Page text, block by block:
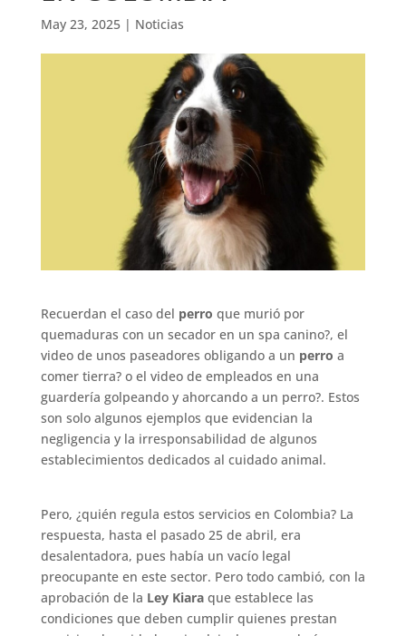
May 23, 2025| Noticias
Recuerdan el caso del perro que murió por
quemaduras con un secador en un spa canino?, el
video de unos paseadores obligando a un perro a
comer tierra? o el video de empleados en una
guardería golpeando y ahorcando a un perro?. Estos
son solo algunos ejemplos que evidencian la
negligencia y la irresponsabilidad de algunos
establecimientos dedicados al cuidado animal.
Pero, ¿quién regula estos servicios en Colombia? La
respuesta, hasta el pasado 25 de abril, era
desalentadora, pues había un vacío legal
preocupante en este sector. Pero todo cambió, con la
aprobación de la Ley Kiaraque establece las
condiciones que deben cumplir quienes prestan